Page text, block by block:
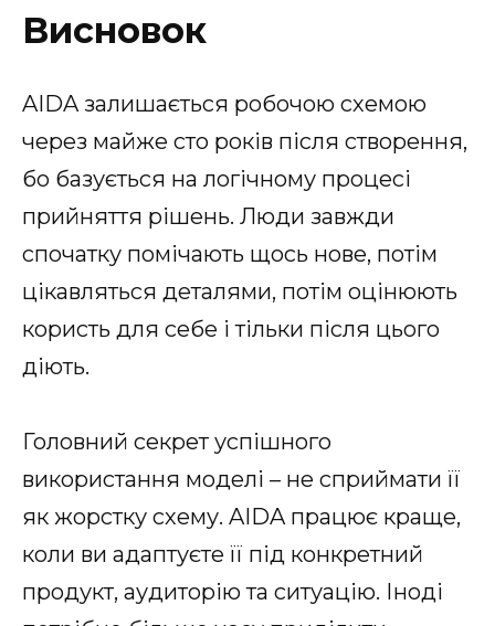
Висновок
AIDA залишається робочою схемою
через майже сто років після створення,
бо базується на логічному процесі
прийняття рішень. Люди завжди
спочатку помічають щось нове, потім
цікавляться деталями, потім оцінюють
користь для себе і тільки після цього
діють.
Головний секрет успішного
використання моделі – не сприймати її
як жорстку схему. AIDA працює краще,
коли ви адаптуєте її під конкретний
продукт, аудиторію та ситуацію. Іноді